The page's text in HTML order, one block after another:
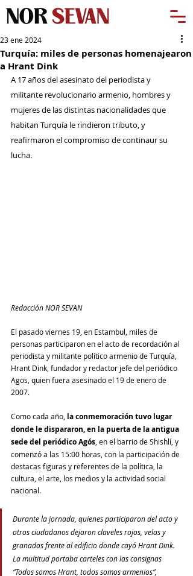
Turquía: miles de personas homenajearon
a Hrant Dink
23 ene 2024
A 17 años del asesinato del periodista y
militante revolucionario armenio, hombres y
mujeres de las distintas nacionalidades que
habitan Turquía le rindieron tributo, y
reafirmaron el compromiso de continaur su
lucha.
Redacción NOR SEVAN
El pasado viernes 19, en Estambul, miles de
personas participaron en el acto de recordación al
periodista y militante político armenio de Turquía,
Hrant Dink, fundador y redactor jefe del periódico
Agos, quien fuera asesinado el 19 de enero de
2007.
Como cada año, la conmemoración tuvo lugar
donde le dispararon, en la puerta de la antigua
sede del periódico Agós , en el barrio de Shishlí, y
comenzó a las 15:00 horas, con la participación de
destacas figuras y referentes de la política, la
cultura, el arte, los medios y la actividad social
nacional.
Durante la jornada, quienes participaron del acto y
otros ciudadanos dejaron claveles rojos, velas y
granadas frente al edificio donde cayó Hrant Dink.
La multitud portaba carteles con las consignas
“Todos somos Hrant, todos somos armenios”,